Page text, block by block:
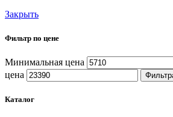
Закрыть
Фильтр по цене
Минимальная цена
цена
Каталог